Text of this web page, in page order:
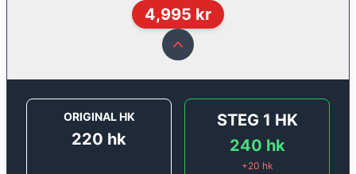
4,995 kr
ORIGINAL HK
220 hk
STEG 1 HK
240 hk
+20 hk